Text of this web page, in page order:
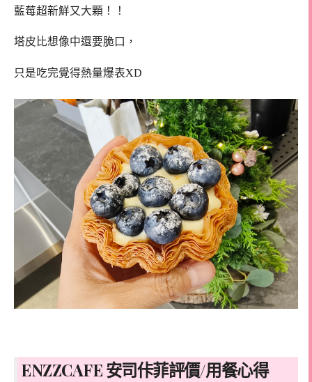
藍莓超新鮮又大顆！！
塔皮比想像中還要脆口，
只是吃完覺得熱量爆表XD
ENZZCAFE 安司佧菲評價/用餐心得